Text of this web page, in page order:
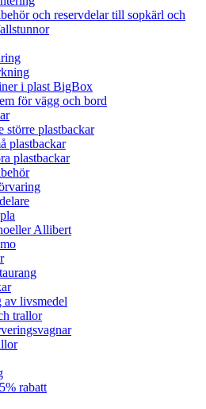
och reservdelar till sopkärl och
i plast BigBox
för vägg och bord
större plastbackar
plastbackar
plastbackar
Allibert
av livsmedel
trallor
rabatt